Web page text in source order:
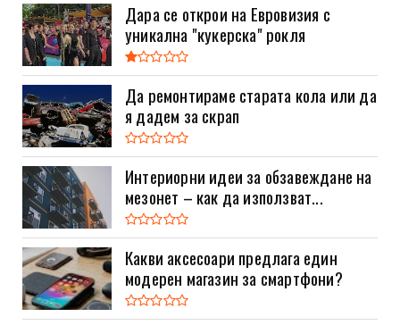
Дара се открои на Евровизия с
уникална "кукерска" рокля
Да ремонтираме старата кола или да
я дадем за скрап
Интериорни идеи за обзавеждане на
мезонет – как да използват...
Какви аксесоари предлага един
модерен магазин за смартфони?